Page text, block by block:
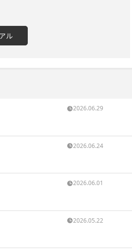
ル
2026.06.29
2026.06.24
2026.06.01
2026.05.22